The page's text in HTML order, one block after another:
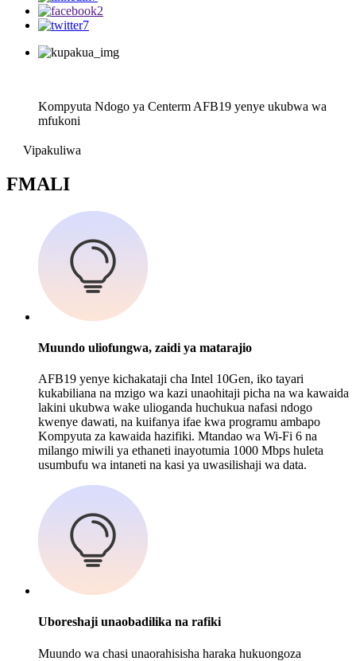
Kompyuta Ndogo ya Centerm AFB19 yenye ukubwa wa
mfukoni
Vipakuliwa
FMALI
Muundo uliofungwa, zaidi ya matarajio
AFB19 yenye kichakataji cha Intel 10Gen, iko tayari
kukabiliana na mzigo wa kazi unaohitaji picha na wa kawaida
lakini ukubwa wake ulioganda huchukua nafasi ndogo
kwenye dawati, na kuifanya ifae kwa programu ambapo
Kompyuta za kawaida hazifiki. Mtandao wa Wi-Fi 6 na
milango miwili ya ethaneti inayotumia 1000 Mbps huleta
usumbufu wa intaneti na kasi ya uwasilishaji wa data.
Uboreshaji unaobadilika na rafiki
Muundo wa chasi unaorahisisha haraka hukuongoza